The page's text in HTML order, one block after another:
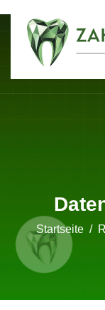
Startseite